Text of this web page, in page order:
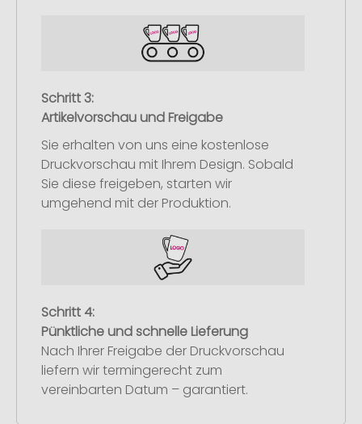
Schritt 3:
Artikelvorschau und Freigabe
Sie erhalten von uns eine kostenlose
Druckvorschau mit Ihrem Design. Sobald
Sie diese freigeben, starten wir
umgehend mit der Produktion.
Schritt 4:
Pünktliche und schnelle Lieferung
Nach Ihrer Freigabe der Druckvorschau
liefern wir termingerecht zum
vereinbarten Datum – garantiert.